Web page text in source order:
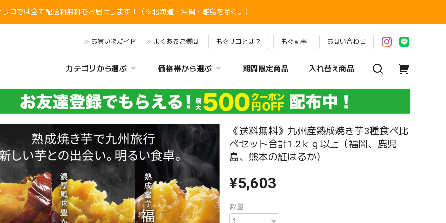
リコでは全て配送料無料でお届けします！（※北海道・沖縄・離島を除く。）
お買い物ガイド よくあるご質問 もぐリコとは？ もぐ記事 お問い合わせ
カテゴリから選ぶ 価格帯から選ぶ 期間限定商品 入れ替え商品
《送料無料》九州産熟成焼き芋3種食べ比
べセット合計1.2ｋｇ以上（福岡、鹿児
島、熊本の紅はるか）
¥5,603
数量